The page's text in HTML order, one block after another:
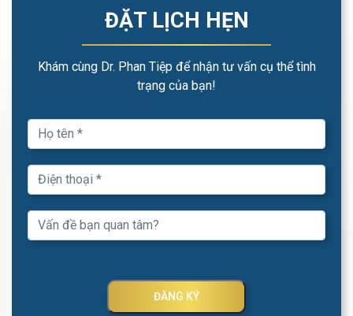
ĐẶT LỊCH HẸN
Khám cùng Dr. Phan Tiệp để nhận tư vấn cụ thể tình
trạng của bạn!
ĐĂNG KÝ